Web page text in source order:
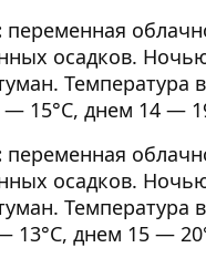
переменная
осадков.
Температура
15°С, днем 14 —
переменная
осадков.
Температура
13°С, днем 15 —